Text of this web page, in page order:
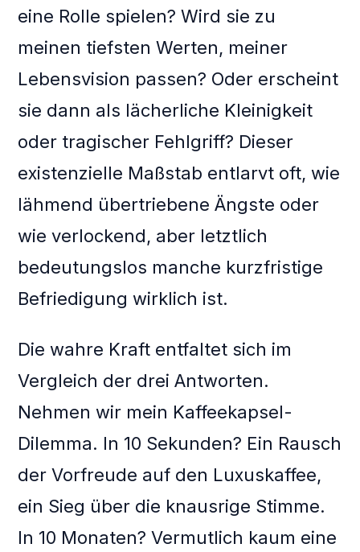
eine Rolle spielen? Wird sie zu
meinen tiefsten Werten, meiner
Lebensvision passen? Oder erscheint
sie dann als lächerliche Kleinigkeit
oder tragischer Fehlgriff? Dieser
existenzielle Maßstab entlarvt oft, wie
lähmend übertriebene Ängste oder
wie verlockend, aber letztlich
bedeutungslos manche kurzfristige
Befriedigung wirklich ist.
Die wahre Kraft entfaltet sich im
Vergleich der drei Antworten.
Nehmen wir mein Kaffeekapsel-
Dilemma. In 10 Sekunden? Ein Rausch
der Vorfreude auf den Luxuskaffee,
ein Sieg über die knausrige Stimme.
In 10 Monaten? Vermutlich kaum eine